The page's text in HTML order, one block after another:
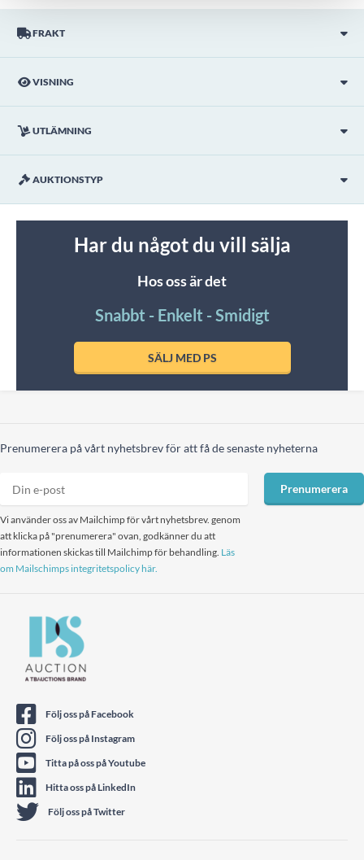
FRAKT
VISNING
UTLÄMNING
AUKTIONSTYP
Har du något du vill sälja
Hos oss är det
Snabbt - Enkelt - Smidigt
SÄLJ MED PS
Prenumerera på vårt nyhetsbrev för att få de senaste nyheterna
Vi använder oss av Mailchimp för vårt nyhetsbrev. genom
att klicka på "prenumerera" ovan, godkänner du att
informationen skickas till Mailchimp för behandling. Läs
om Mailschimps integritetspolicy här.
Prenumerera
Följ oss på Facebook
Följ oss på Instagram
Titta på oss på Youtube
Hitta oss på LinkedIn
Följ oss på Twitter